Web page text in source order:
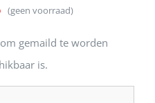
(geen voorraad)
gemaild te worden
is.